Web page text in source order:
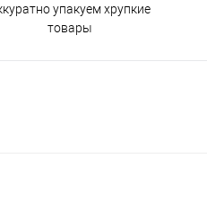
упакуем хрупкие
товары